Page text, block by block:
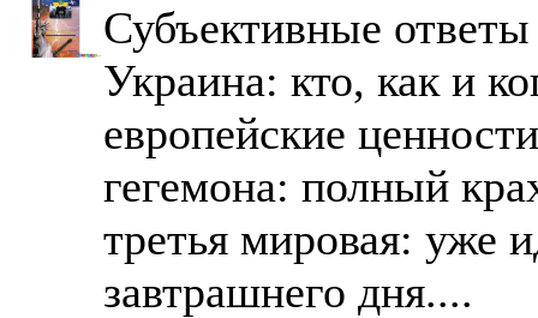
Субъективные
Украина: кто, как и
европейские
гегемона: полный
третья мировая: уже
завтрашнего дня....